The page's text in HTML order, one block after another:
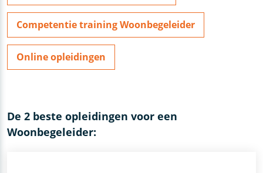
Competentie training Woonbegeleider
Online opleidingen
De 2 beste opleidingen voor een
Woonbegeleider: